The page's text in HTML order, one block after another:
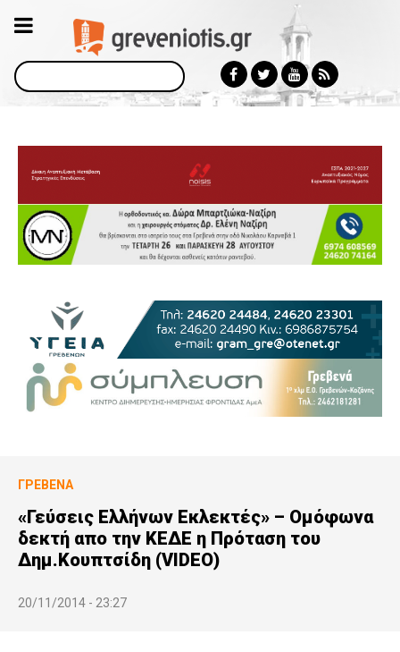
Αναζήτηση
ΓΡΕΒΕΝΆ
«Γεύσεις Ελλήνων Εκλεκτές» – Ομόφωνα
δεκτή απο την ΚΕΔΕ η Πρόταση του
Δημ.Κουπτσίδη (VIDEO)
20/11/2014 - 23:27